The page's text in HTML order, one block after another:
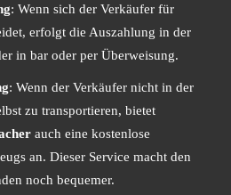
: Wenn sich der Verkäufer für
erfolgt die Auszahlung in der
in bar oder per Überweisung.
: Wenn der Verkäufer nicht in der
zu transportieren, bietet
auch eine kostenlose
an. Dieser Service macht den
noch bequemer.